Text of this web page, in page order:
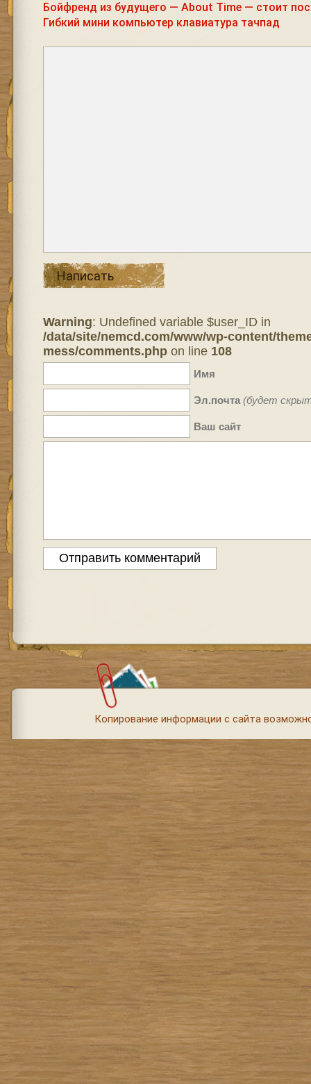
Бойфренд из будущего — About Time — стоит
Гибкий мини компьютер клавиатура тачпад
Написать
Warning: Undefined variable $user_ID in
/data/site/nemcd.com/www/wp-content/
mess/comments.phpon line 108
Имя
Эл.почта (будет
Ваш сайт
Копирование информации с сайта